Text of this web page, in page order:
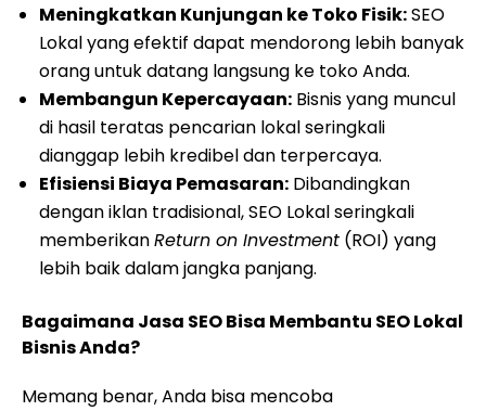
Meningkatkan Kunjungan ke Toko Fisik:SEO
Lokal yang efektif dapat mendorong lebih banyak
orang untuk datang langsung ke toko Anda.
Membangun Kepercayaan: Bisnis yang muncul
di hasil teratas pencarian lokal seringkali
dianggap lebih kredibel dan terpercaya.
Efisiensi Biaya Pemasaran: Dibandingkan
dengan iklan tradisional, SEO Lokal seringkali
memberikanReturn on Investment (ROI) yang
lebih baik dalam jangka panjang.
Bagaimana Jasa SEO Bisa Membantu SEO Lokal
Bisnis Anda?
Memang benar, Anda bisa mencoba